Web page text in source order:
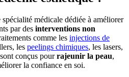
médicale dédiée à améliorer
par des interventions non
comme les injections de
les peelings chimiques, les lasers,
conçus pourrajeunir la peau,
la confiance en soi.